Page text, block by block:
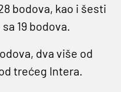
bodova, kao i šesti
19 bodova.
dva više od
trećeg Intera.